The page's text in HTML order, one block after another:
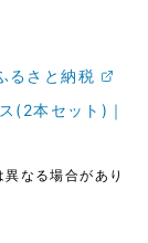
るさと納税
(2本セット)｜
なる場合があり